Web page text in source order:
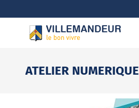
ATELIER NUMERIQUE